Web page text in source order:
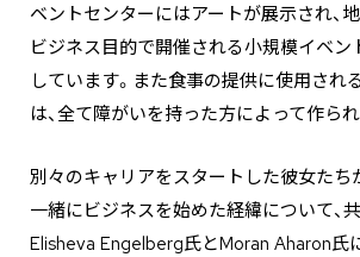
ベントセンターにはアートが展示され、
ビジネス目的で開催される小規模イベン
しています。また食事の提供に使用され
は、全て障がいを持った方によって作られ
別々のキャリアをスタートした彼女たち
一緒にビジネスを始めた経緯について、
Elisheva Engelberg氏とMoran Aharon氏